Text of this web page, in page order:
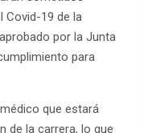
19 de la
por la Junta
para
que estará
de la carrera, lo que